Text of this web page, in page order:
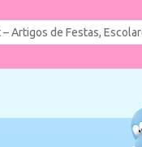
Artigos de Festas,